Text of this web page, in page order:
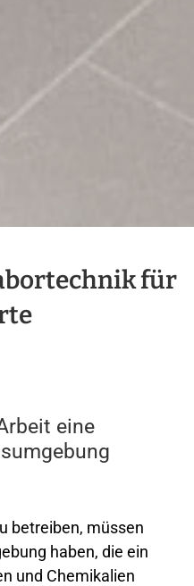
für
eine
betreiben, müssen
haben, die ein
und Chemikalien